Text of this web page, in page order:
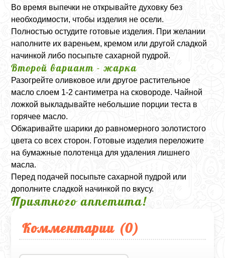
Во время выпечки не открывайте духовку без
необходимости, чтобы изделия не осели.
Полностью остудите готовые изделия. При желании
наполните их вареньем, кремом или другой сладкой
начинкой либо посыпьте сахарной пудрой.
Второй вариант - жарка
Разогрейте оливковое или другое растительное
масло слоем 1-2 сантиметра на сковороде. Чайной
ложкой выкладывайте небольшие порции теста в
горячее масло.
Обжаривайте шарики до равномерного золотистого
цвета со всех сторон. Готовые изделия переложите
на бумажные полотенца для удаления лишнего
масла.
Перед подачей посыпьте сахарной пудрой или
дополните сладкой начинкой по вкусу.
Приятного аппетита!
Комментарии (0)